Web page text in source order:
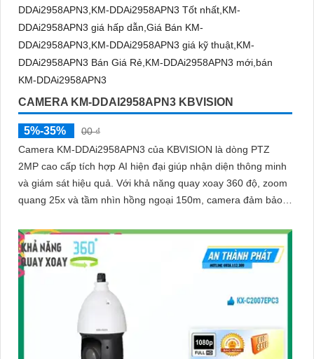
CAMERA KM-DDAI2958APN3 KBVISION
5%-35%
00 ₫
Camera KM-DDAi2958APN3 của KBVISION là dòng PTZ
2MP cao cấp tích hợp AI hiện đại giúp nhận diện thông minh
và giám sát hiệu quả. Với khả năng quay xoay 360 độ, zoom
quang 25x và tầm nhìn hồng ngoại 150m, camera đảm bảo